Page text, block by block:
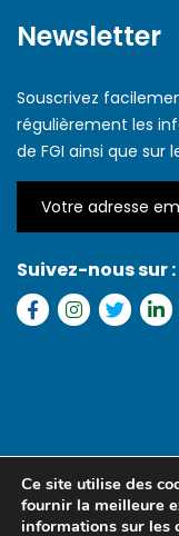
Newsletter
Souscrivez
régulièrement les
de FGI ainsi que sur
Suivez-nous sur :
Ce site utilise des
fournir la meilleure
informations sur les